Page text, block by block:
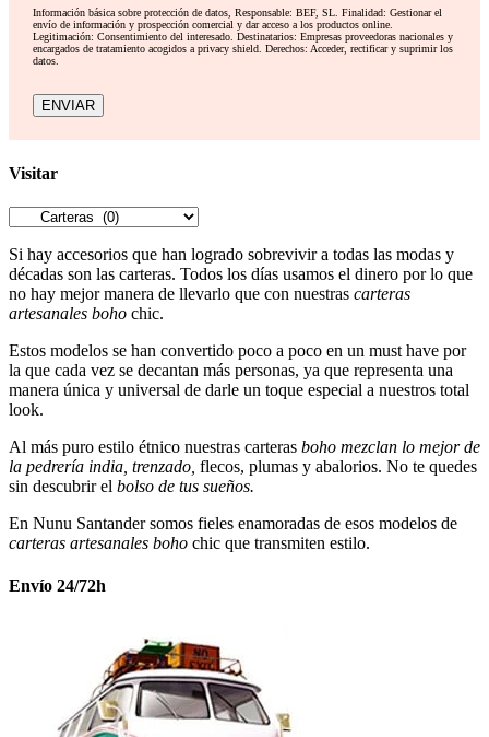
Información básica sobre protección de datos, Responsable: BEF, SL. Finalidad: Gestionar el
envío de información y prospección comercial y dar acceso a los productos online.
Legitimación: Consentimiento del interesado. Destinatarios: Empresas proveedoras nacionales y
encargados de tratamiento acogidos a privacy shield. Derechos: Acceder, rectificar y suprimir los
datos.
ENVIAR
Visitar
Si hay accesorios que han logrado sobrevivir a todas las modas y
décadas son las carteras. Todos los días usamos el dinero por lo que
no hay mejor manera de llevarlo que con nuestras carteras
artesanales boho chic.
Estos modelos se han convertido poco a poco en un must have por
la que cada vez se decantan más personas, ya que representa una
manera única y universal de darle un toque especial a nuestros total
look.
Al más puro estilo étnico nuestras carteras boho mezclan lo mejor de
la pedrería india, trenzado, flecos, plumas y abalorios. No te quedes
sin descubrir el bolso de tus sueños.
En Nunu Santander somos fieles enamoradas de esos modelos de
carteras artesanales boho chic que transmiten estilo.
Envío 24/72h